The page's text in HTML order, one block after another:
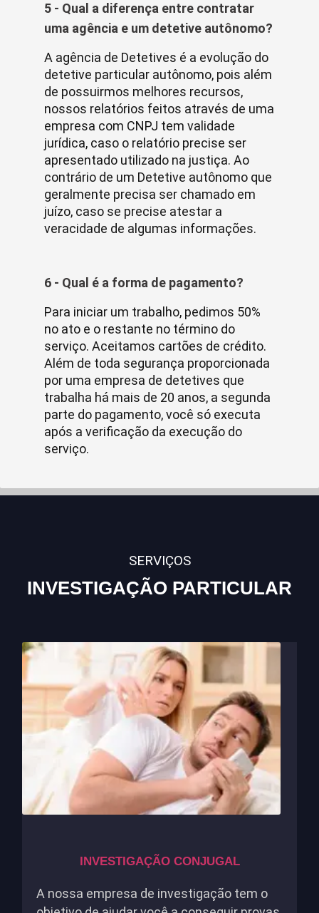
5 - Qual a diferença entre contratar
uma agência e um detetive autônomo?
A agência de Detetives é a evolução do
detetive particular autônomo, pois além
de possuirmos melhores recursos,
nossos relatórios feitos através de uma
empresa com CNPJ tem validade
jurídica, caso o relatório precise ser
apresentado utilizado na justiça. Ao
contrário de um Detetive autônomo que
geralmente precisa ser chamado em
juízo, caso se precise atestar a
veracidade de algumas informações.
6 - Qual é a forma de pagamento?
Para iniciar um trabalho, pedimos 50%
no ato e o restante no término do
serviço. Aceitamos cartões de crédito.
Além de toda segurança proporcionada
por uma empresa de detetives que
trabalha há mais de 20 anos, a segunda
parte do pagamento, você só executa
após a verificação da execução do
serviço.
SERVIÇOS
INVESTIGAÇÃO PARTICULAR
INVESTIGAÇÃO CONJUGAL
A nossa empresa de investigação tem o